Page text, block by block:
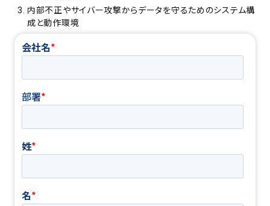
内部不正やサイバー攻撃からデータを守るためのシステム構
成と動作環境